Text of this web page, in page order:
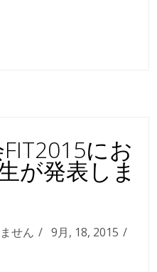
にお
が発表しま
せん
9月, 18, 2015